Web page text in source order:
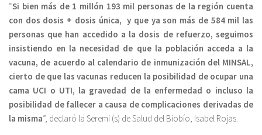
“Si bien más de 1 millón 193 mil personas de la región cuenta
con dos dosis + dosis única, y que ya son más de 584 mil las
personas que han accedido a la dosis de refuerzo, seguimos
insistiendo en la necesidad de que la población acceda a la
vacuna, de acuerdo al calendario de inmunización del MINSAL,
cierto de que las vacunas reducen la posibilidad de ocupar una
cama UCI o UTI, la gravedad de la enfermedad o incluso la
posibilidad de fallecer a causa de complicaciones derivadas de
la misma”, declaró la Seremi (s) de Salud del Biobío, Isabel Rojas.